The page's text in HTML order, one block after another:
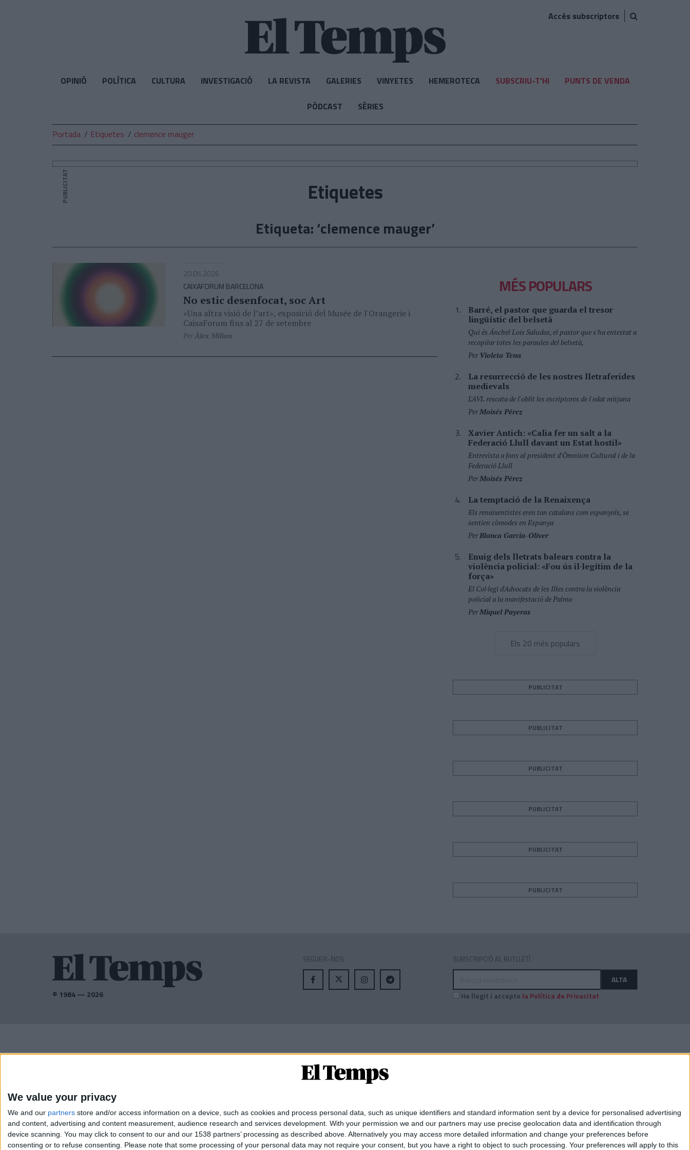
We value your privacy
We and our partners store and/or access information on a device, such as cookies and process personal data, such as unique identifiers and standard information sent by a device for personalised advertising
and content, advertising and content measurement, audience research and services development. With your permission we and our partners may use precise geolocation data and identification through
device scanning. You may click to consent to our and our 1538 partners’ processing as described above. Alternatively you may access more detailed information and change your preferences before
consenting or to refuse consenting.
Please note that some processing of your personal data may not require your consent, but you have a right to object to such processing. Your preferences will apply to this
Accés subscriptors
OPINIÓ POLÍTICA CULTURA INVESTIGACIÓ LA REVISTA GALERIES VINYETES HEMEROTECA SUBSCRIU-T'HI PUNTS DE VENDA
PÒDCAST SÈRIES
Portada Etiquetes clemence mauger
PUBLICITAT Etiquetes
Etiqueta: ‘clemence mauger’
20.05.2026
CAIXAFORUM BARCELONA
No estic desenfocat, soc Art
«Una altra visió de l’art», exposició del Musée de l'Orangerie i
CaixaForum fins al 27 de setembre
PerÀlex Milian
MÉS POPULARS
Barré, el pastor que guarda el tresor
lingüístic del belsetà
Qui és Ánchel Lois Saludas, el pastor que s'ha entestat a
recopilar totes les paraules del belsetà,
PerVioleta Tena
La resurrecció de les nostres lletraferides
medievals
L'AVL rescata de l'oblit les escriptores de l'edat mitjana
PerMoisés Pérez
Xavier Antich: «Calia fer un salt a la
Federació Llull davant un Estat hostil»
Entrevista a fons al president d'Òmnium Cultural i de la
Federació Llull
PerMoisés Pérez
La temptació de la Renaixença
Els renaixentistes eren tan catalans com espanyols, se
sentien còmodes en Espanya
PerBlanca Garcia-Oliver
Enuig dels lletrats balears contra la
violència policial: «Fou ús il·legítim de la
força»
El Col·legi d'Advocats de les Illes contra la violència
policial a la manifestació de Palma
PerMiquel Payeras
Els 20 més populars
PUBLICITAT
PUBLICITAT
PUBLICITAT
PUBLICITAT
PUBLICITAT
PUBLICITAT
© 1984 — 2026
SEGUEIX-NOS SUBSCRIPCIÓ AL BUTLLETÍ
Adreça
ALTA
He llegit i accepto la Política de Privacitat